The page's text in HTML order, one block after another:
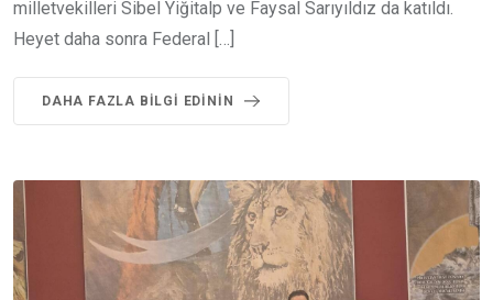
milletvekilleri Sibel Yiğitalp ve Faysal Sarıyıldız da katıldı.
Heyet daha sonra Federal […]
DAHA FAZLA BILGI EDININ